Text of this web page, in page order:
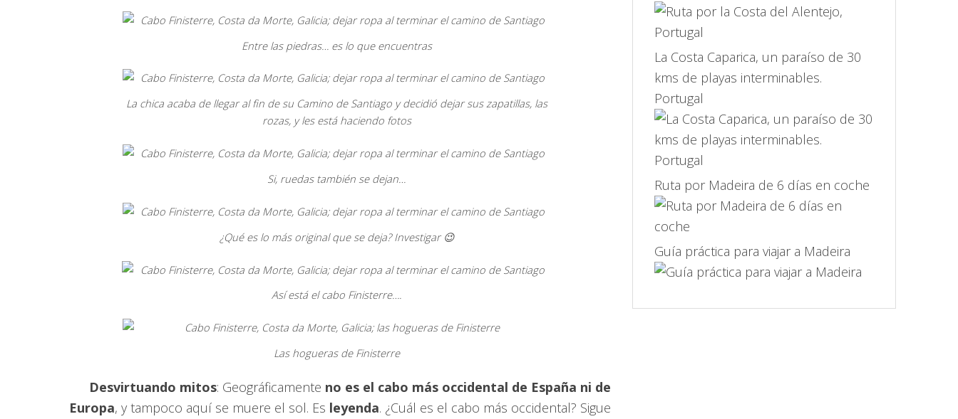
Entre las piedras… es lo que encuentras
La chica acaba de llegar al fin de su Camino de Santiago y decidió dejar sus zapatillas, las
rozas, y les está haciendo fotos
Si, ruedas también se dejan…
¿Qué es lo más original que se deja? Investigar 😉
Así está el cabo Finisterre….
Las hogueras de Finisterre
Desvirtuando mitos: Geográficamente no es el cabo más occidental de España ni de
Europa, y tampoco aquí se muere el sol. Es leyenda. ¿Cuál es el cabo más occidental? Sigue
La Costa Caparica, un paraíso de 30
kms de playas interminables.
Portugal
Ruta por Madeira de 6 días en coche
Guía práctica para viajar a Madeira